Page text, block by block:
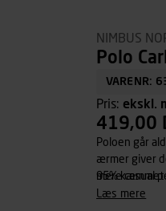
NIMBUS
Polo
VARENR:
Pris: ekskl.
419,00
Poloen går
ærmer giver
mere casual
eksklusivitet
95% kæmmet
læs mere